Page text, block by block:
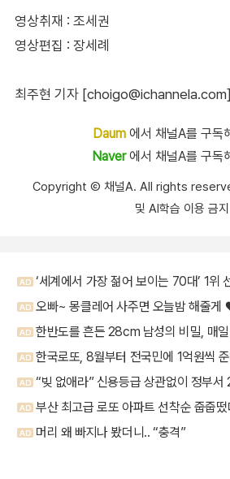
영상취재 : 조세권
영상편집 : 장세례
최주현 기자 [choigo@ichannela.com]
Daum에서 채널A를 구독
Naver에서 채널A를 구독
Copyright Ⓒ 채널A. All rights
및 AI학습 이용 금지